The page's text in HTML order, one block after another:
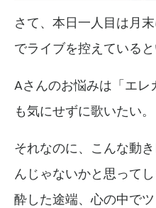
さて、本日一人目は月
でライブを控えていると
Aさんのお悩みは「エ
も気にせずに歌いたい。
それなのに、 こんな動
んじゃないかと思って
酔した途端、心の中で